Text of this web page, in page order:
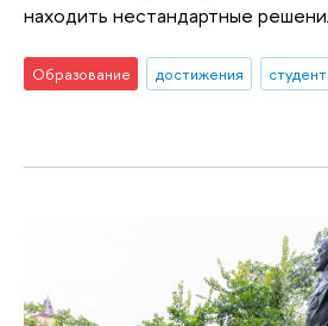
находить нестандартные
Образование достижения